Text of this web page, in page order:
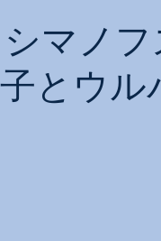
マノフ
とウル